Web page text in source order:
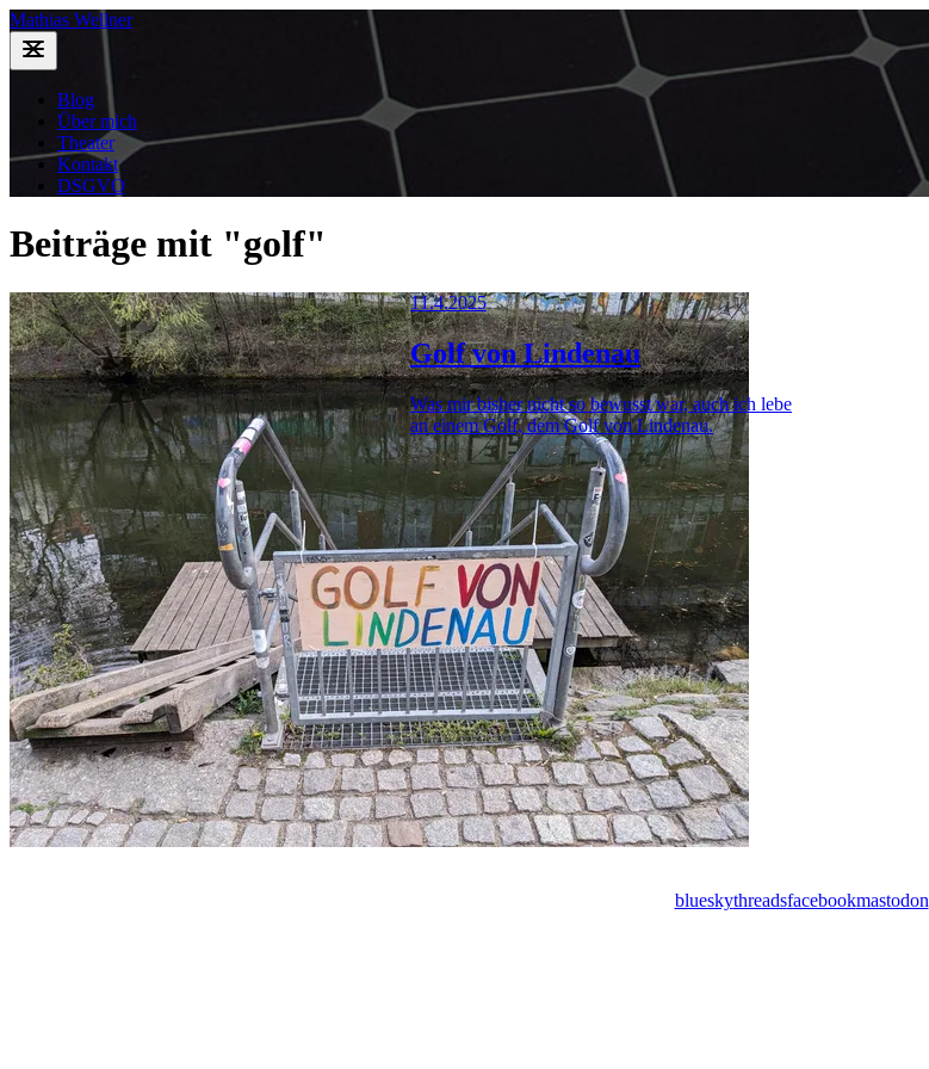
Mathias Wellner
Blog
Über mich
Theater
Kontakt
DSGVO
Beiträge mit "golf"
11.4.2025
Golf von Lindenau
Was mir bisher nicht so bewusst war, auch ich lebe
an einem Golf, dem Golf von Lindenau.
blueskythreadsfacebookmastodon